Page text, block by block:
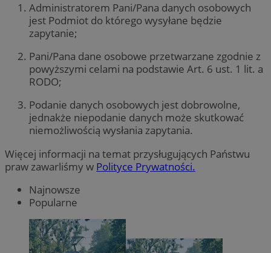
Administratorem Pani/Pana danych osobowych
jest Podmiot do którego wysyłane będzie
zapytanie;
Pani/Pana dane osobowe przetwarzane zgodnie z
powyższymi celami na podstawie Art. 6 ust. 1 lit. a
RODO;
Podanie danych osobowych jest dobrowolne,
jednakże niepodanie danych może skutkować
niemożliwością wysłania zapytania.
Więcej informacji na temat przysługujących Państwu
praw zawarliśmy w Polityce Prywatności.
Najnowsze
Popularne